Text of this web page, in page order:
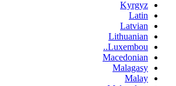
Kyrgyz
Latin
Latvian
Lithuanian
Luxembou..
Macedonian
Malagasy
Malay